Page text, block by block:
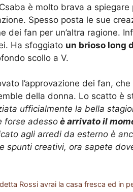
è molto brava a
Spesso posta le sue
dei fan per un’altra ragione.
Ha sfoggiato un brioso long
scollo a V.
l’approvazione dei fan,
della donna. Lo scatto è
ufficialmente la bella
forse adessoè arrivato il
agli arredi da esterno è
spunti creativi, ora sapete
Rossi avrai la casa fresca ed in